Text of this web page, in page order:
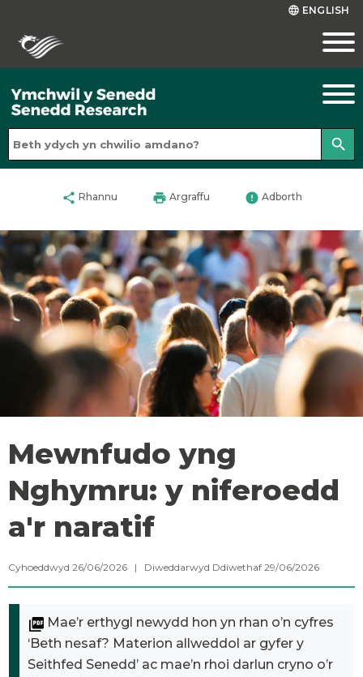
language ENGLISH
search
share Rhannu print Argraffu error Adborth
Mewnfudo yng
Nghymru: y niferoedd
a'r naratif
Cyhoeddwyd 26/06/2026 | Diweddarwyd Ddiwethaf 29/06/2026
Mae’r erthygl newydd hon yn rhan o’n cyfres
‘Beth nesaf? Materion allweddol ar gyfer y
Seithfed Senedd’ ac mae’n rhoi darlun cryno o’r